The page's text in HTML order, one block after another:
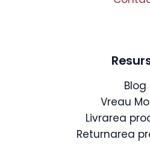
Blog
Vreau
Livrarea
Returnarea